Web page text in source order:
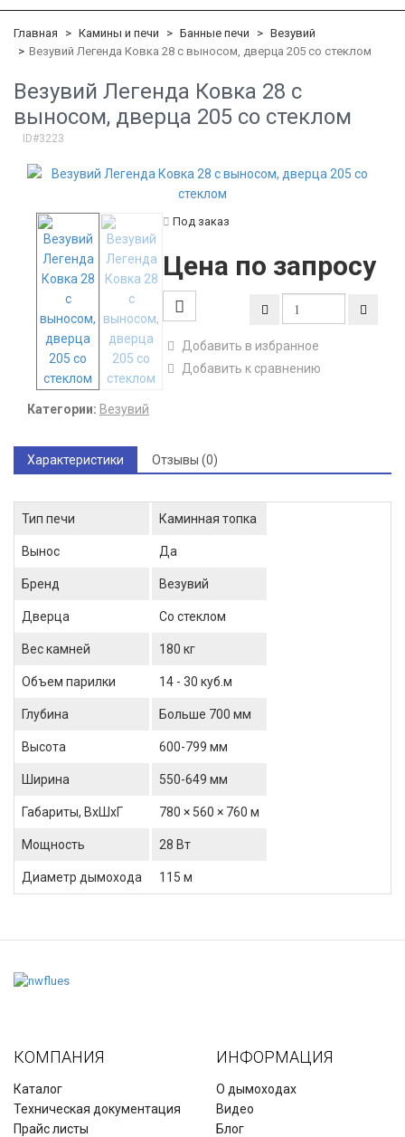
Главная Камины и печи Банные печи
Везувий
Везувий Легенда Ковка 28 c выносом, дверца 205 со стеклом
Везувий Легенда Ковка 28 c
выносом, дверца 205 со стеклом
ID#3223
Под заказ
Цена по запросу
Добавить в избранное
Добавить к сравнению
Категории: Везувий
Характеристики Отзывы (0)
Тип печи Каминная топка
Вынос Да
Бренд Везувий
Дверца Со стеклом
Вес камней 180 кг
Объем парилки 14 - 30 куб.м
Глубина Больше 700 мм
Высота 600-799 мм
Ширина 550-649 мм
Габариты, ВхШхГ 780 × 560 × 760 м
Мощность 28 Вт
Диаметр дымохода 115 м
КОМПАНИЯ
Каталог
Техническая документация
Прайс листы
ИНФОРМАЦИЯ
О дымоходах
Видео
Блог